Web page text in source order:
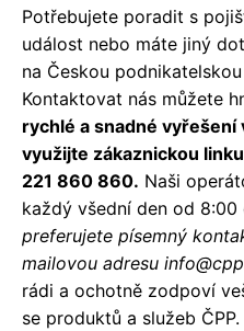
Potřebujete poradit s
událost nebo máte jiný
na Českou
Kontaktovat nás můžete
rychlé a snadné vyřešení
využijte zákaznickou
221 860 860. Naši
každý všední den od 8:00
preferujete písemný
mailovou adresu
rádi a ochotně zodpoví
se produktů a služeb ČPP.